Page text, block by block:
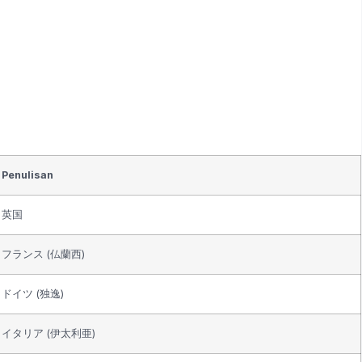
Penulisan
英国
フランス (仏蘭西)
ドイツ (独逸)
イタリア (伊太利亜)